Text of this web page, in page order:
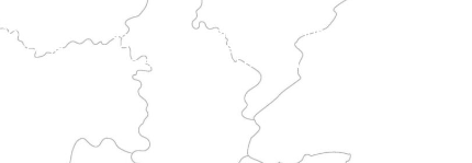
con le vie religiose storiche.